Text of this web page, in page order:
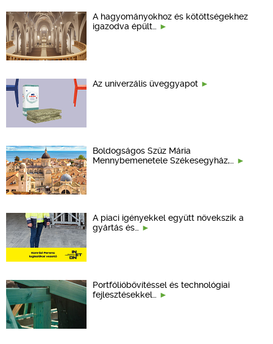
A hagyományokhoz és kötöttségekhez
igazodva épült…
Az univerzális üveggyapot
Boldogságos Szűz Mária
Mennybemenetele Székesegyház,…
A piaci igényekkel együtt növekszik a
gyártás és…
Portfólióbővítéssel és technológiai
fejlesztésekkel…